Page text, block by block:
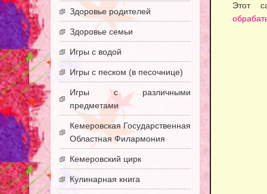
Этот
Здоровье родителей
Здоровье семьи
Игры с водой
Игры с песком (в песочнице)
Игры с различными
предметами
Кемеровская Государственная
Областная Филармония
Кемеровский цирк
Кулинарная книга